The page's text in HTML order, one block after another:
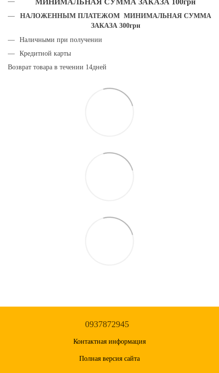
НАЛОЖЕННЫМ ПЛАТЕЖОМ МИНИМАЛЬНАЯ СУММА
ЗАКАЗА 300грн
Наличными при получении
Кредитной карты
Возврат товара в течении 14дней
0937872945
Контактная информация
Полная версия сайта